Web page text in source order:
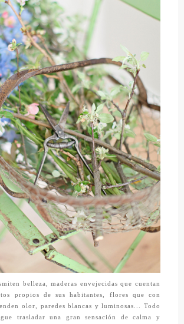
belleza, maderas envejecidas que cuentan
propios de sus habitantes, flores que con
olor, paredes blancas y luminosas... Todo
trasladar una gran sensación de calma y